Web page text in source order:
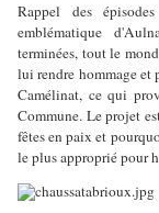
Rappel des
emblématique
terminées, tout le
lui rendre hommage et
Camélinat, ce qui
Commune. Le projet
fêtes en paix et
le plus approprié pour